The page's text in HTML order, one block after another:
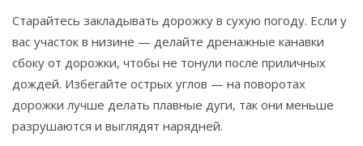
Старайтесь закладывать дорожку в сухую погоду. Если у
вас участок в низине — делайте дренажные канавки
сбоку от дорожки, чтобы не тонули после приличных
дождей. Избегайте острых углов — на поворотах
дорожки лучше делать плавные дуги, так они меньше
разрушаются и выглядят нарядней.